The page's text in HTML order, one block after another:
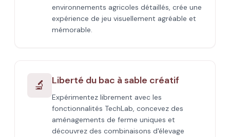
environnements agricoles détaillés, crée une
expérience de jeu visuellement agréable et
mémorable.
🔬 Liberté du bac à sable créatif
Expérimentez librement avec les
fonctionnalités TechLab, concevez des
aménagements de ferme uniques et
découvrez des combinaisons d'élevage